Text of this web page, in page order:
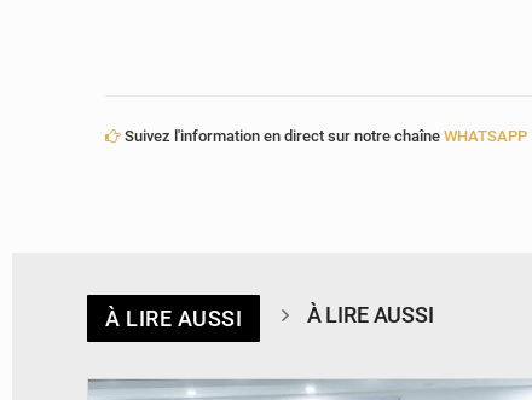
Suivez l'information en direct sur notre chaîne WHATSAPP
À LIRE AUSSI À LIRE AUSSI